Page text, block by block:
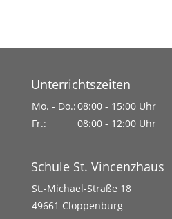
Unterrichtszeiten
Mo. - Do.:08:00 - 15:00 Uhr
Fr.:
08:00 - 12:00 Uhr
Schule St. Vincenzhaus
St.-Michael-Straße 18
49661 Cloppenburg